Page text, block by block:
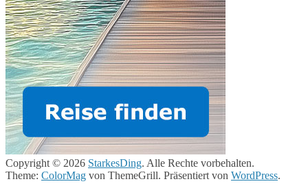
Copyright © 2026 StarkesDing. Alle Rechte vorbehalten.
Theme: ColorMag von ThemeGrill. Präsentiert von WordPress.